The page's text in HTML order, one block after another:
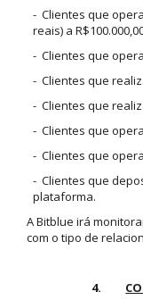
- Clientes que
reais) a
- Clientes que
- Clientes que
- Clientes que
- Clientes que
- Clientes que
- Clientes que
plataforma.
A Bitblue irá
com o tipo de
4.